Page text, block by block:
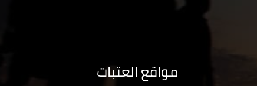
مواقع العتبات